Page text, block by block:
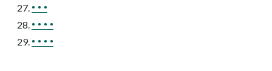
• • •
• • • •
• • • •